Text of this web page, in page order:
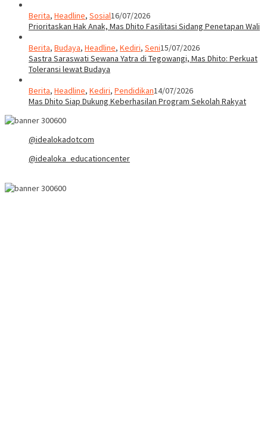
Berita, Headline, Sosial16/07/2026
Prioritaskan Hak Anak, Mas Dhito Fasilitasi Sidang Penetapan Wali
Berita, Budaya, Headline, Kediri, Seni15/07/2026
Sastra Saraswati Sewana Yatra di Tegowangi, Mas Dhito: Perkuat
Toleransi lewat Budaya
Berita, Headline, Kediri, Pendidikan14/07/2026
Mas Dhito Siap Dukung Keberhasilan Program Sekolah Rakyat
@idealokadotcom
@idealoka_educationcenter